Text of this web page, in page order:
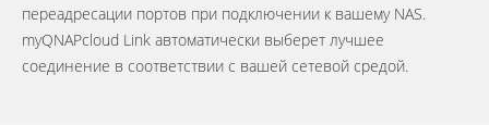
переадресации портов при подключении к вашему NAS.
myQNAPcloud Link автоматически выберет лучшее
соединение в соответствии с вашей сетевой средой.